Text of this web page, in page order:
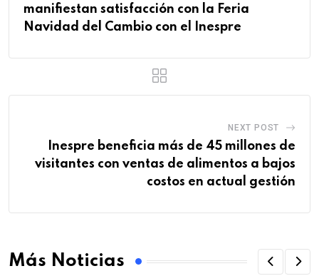
manifiestan satisfacción con la Feria
Navidad del Cambio con el Inespre
NEXT POST
Inespre beneficia más de 45 millones de
visitantes con ventas de alimentos a bajos
costos en actual gestión
Más Noticias